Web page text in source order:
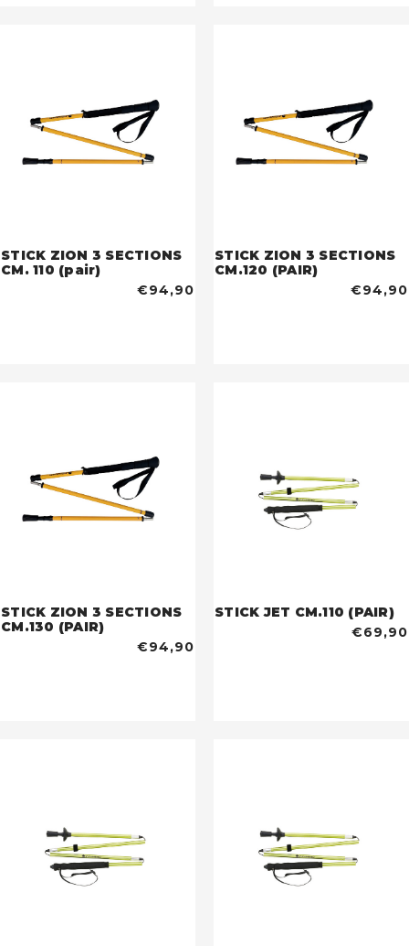
STICK ZION 3 SECTIONS
CM. 110 (pair)
€94,90
STICK ZION 3 SECTIONS
CM.120 (PAIR)
€94,90
STICK ZION 3 SECTIONS
CM.130 (PAIR)
€94,90
STICK JET CM.110 (PAIR)
€69,90